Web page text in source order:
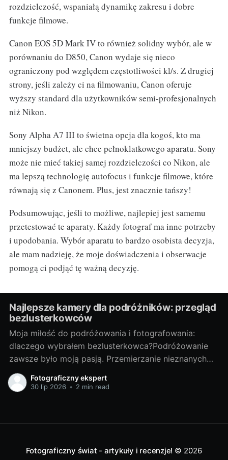
rozdzielczość, wspaniałą dynamikę zakresu i dobre
funkcje filmowe.
Canon EOS 5D Mark IV to również solidny wybór, ale w
porównaniu do D850, Canon wydaje się nieco
ograniczony pod względem częstotliwości kl/s. Z drugiej
strony, jeśli zależy ci na filmowaniu, Canon oferuje
wyższy standard dla użytkowników semi-profesjonalnych
niż Nikon.
Sony Alpha A7 III to świetna opcja dla kogoś, kto ma
mniejszy budżet, ale chce pełnoklatkowego aparatu. Sony
może nie mieć takiej samej rozdzielczości co Nikon, ale
ma lepszą technologię autofocus i funkcje filmowe, które
równają się z Canonem. Plus, jest znacznie tańszy!
Podsumowując, jeśli to możliwe, najlepiej jest samemu
przetestować te aparaty. Każdy fotograf ma inne potrzeby
i upodobania. Wybór aparatu to bardzo osobista decyzja,
ale mam nadzieję, że moje doświadczenia i obserwacje
pomogą ci podjąć tę ważną decyzję.
Najlepsze kamery dla podróżników: przegląd
bezlusterkowców
Moja miłość do podróżowania i fotografowania:
dlaczego wybrałem bezlusterkowca?Podróżowanie
zawsze było moją pasją. Przemierzanie nieznanych
terenów, odkrywanie nowych miejsc, spotykanie
ciekawych ludzi - te doświadczenia są dla mnie
uwieczniać. Tak narodziła się moja
Fotograficzny ekspert
30 lip 2026 • 2 min read
Fotograficzny świat - artykuły i recenzje! © 2026